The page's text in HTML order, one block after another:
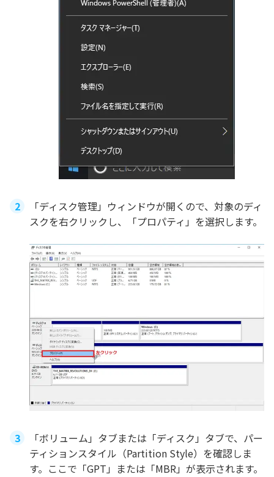
「ディスク管理」ウィンドウが開くので、対象のディ
スクを右クリックし、「プロパティ」を選択します。
「ボリューム」タブまたは「ディスク」タブで、パー
ティションスタイル（Partition Style）を確認しま
す。ここで「GPT」または「MBR」が表示されます。